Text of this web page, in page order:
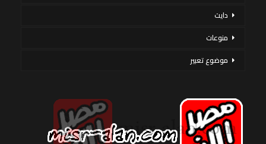
دايت
منوعات
موضوع تعبير